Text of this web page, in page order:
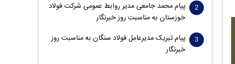
پیام محمد جامعی مدیر روابط عمومی شرکت فولاد
خوزستان به مناسبت روز خبرنگار
پیام تبریک مدیرعامل فولاد سنگان به مناسبت روز
خبرنگار